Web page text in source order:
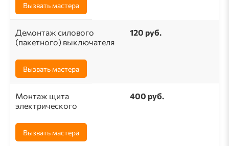
Вызвать мастера
Демонтаж силового
(пакетного) выключателя
120 руб.
Вызвать мастера
Монтаж щита
электрического
400 руб.
Вызвать мастера